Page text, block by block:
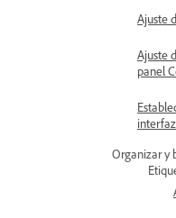
Ajuste
Ajuste
panel
Organizar y